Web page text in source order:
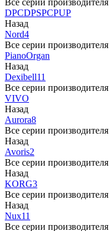
Все серии производителя
DPCDPSPCPUP
Назад
Nord4
Все серии производителя
PianoOrgan
Назад
Dexibell11
Все серии производителя
VIVO
Назад
Aurora8
Все серии производителя
Назад
Avoris2
Все серии производителя
Назад
KORG3
Все серии производителя
Назад
Nux11
Все серии производителя